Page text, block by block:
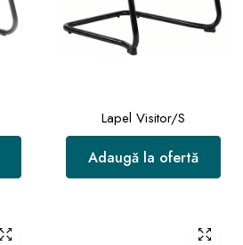
Lapel Visitor/S
Adaugă la ofertă